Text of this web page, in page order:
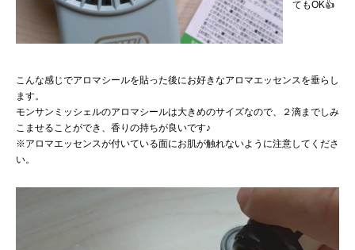
てもOK👍
こんな感じでアロマシールを貼った後にお好きなアロマエッセンスを垂らし
ます。
モンサンミッシェルのアロマシールは大きめのサイズなので、２滴までしみ
こませることができ、香りの持ちが良いです♪
※アロマエッセンスが付いている面にお肌が触れないように注意してくださ
い。